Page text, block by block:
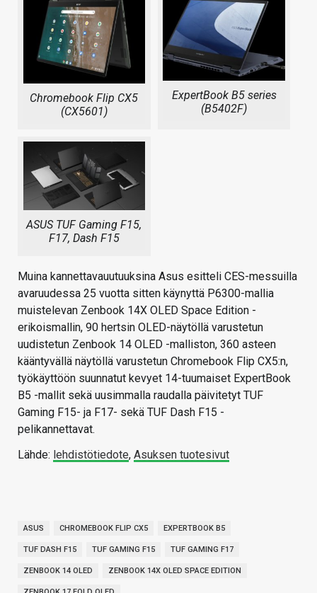
Chromebook Flip CX5
(CX5601)
ExpertBook B5 series
(B5402F)
ASUS TUF Gaming F15,
F17, Dash F15
Muina kannettavauutuuksina Asus esitteli CES-messuilla
avaruudessa 25 vuotta sitten käynyttä P6300-mallia
muistelevan Zenbook 14X OLED Space Edition -
erikoismallin, 90 hertsin OLED-näytöllä varustetun
uudistetun Zenbook 14 OLED -malliston, 360 asteen
kääntyvällä näytöllä varustetun Chromebook Flip CX5:n,
työkäyttöön suunnatut kevyet 14-tuumaiset ExpertBook
B5 -mallit sekä uusimmalla raudalla päivitetyt TUF
Gaming F15- ja F17- sekä TUF Dash F15 -
pelikannettavat.
Lähde: lehdistötiedote, Asuksen tuotesivut
ASUS CHROMEBOOK FLIP CX5 EXPERTBOOK B5
TUF DASH F15 TUF GAMING F15 TUF GAMING F17
ZENBOOK 14 OLED ZENBOOK 14X OLED SPACE EDITION